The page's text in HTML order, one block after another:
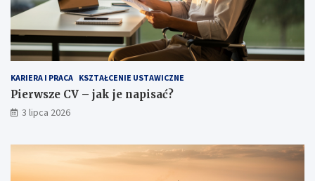
KARIERA I PRACA KSZTAŁCENIE USTAWICZNE
Pierwsze CV – jak je napisać?
3 lipca 2026